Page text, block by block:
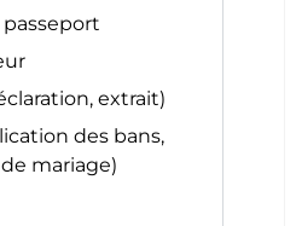
extrait)
des bans,
mariage)